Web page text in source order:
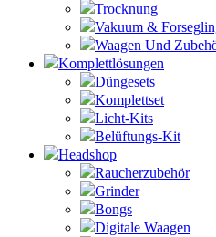
Trocknung
Vakuum &
Waagen Und
Komplettlösungen
Düngesets
Komplettset
Licht-Kits
Belüftungs-Kit
Headshop
Raucherzubehör
Grinder
Bongs
Digitale Waagen